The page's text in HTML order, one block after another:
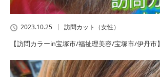
2023.10.25 訪問カット（女性）
【訪問カラーin宝塚市/福祉理美容/宝塚市/伊丹市】